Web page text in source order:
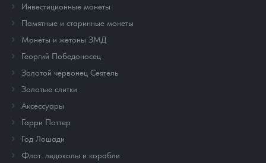
Инвестиционные монеты
Памятные и старинные монеты
Монеты и жетоны ЗМД
Георгий Победоносец
Золотой червонец Сеятель
Золотые слитки
Аксессуары
Гарри Поттер
Год Лошади
Флот: ледоколы и корабли